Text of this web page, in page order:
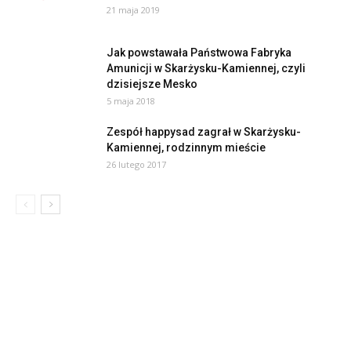
21 maja 2019
Jak powstawała Państwowa Fabryka
Amunicji w Skarżysku-Kamiennej, czyli
dzisiejsze Mesko
5 maja 2018
Zespół happysad zagrał w Skarżysku-
Kamiennej, rodzinnym mieście
26 lutego 2017